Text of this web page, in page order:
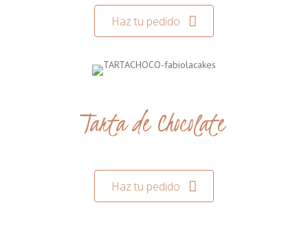
Haz tu pedido
Tarta de Chocolate
Haz tu pedido